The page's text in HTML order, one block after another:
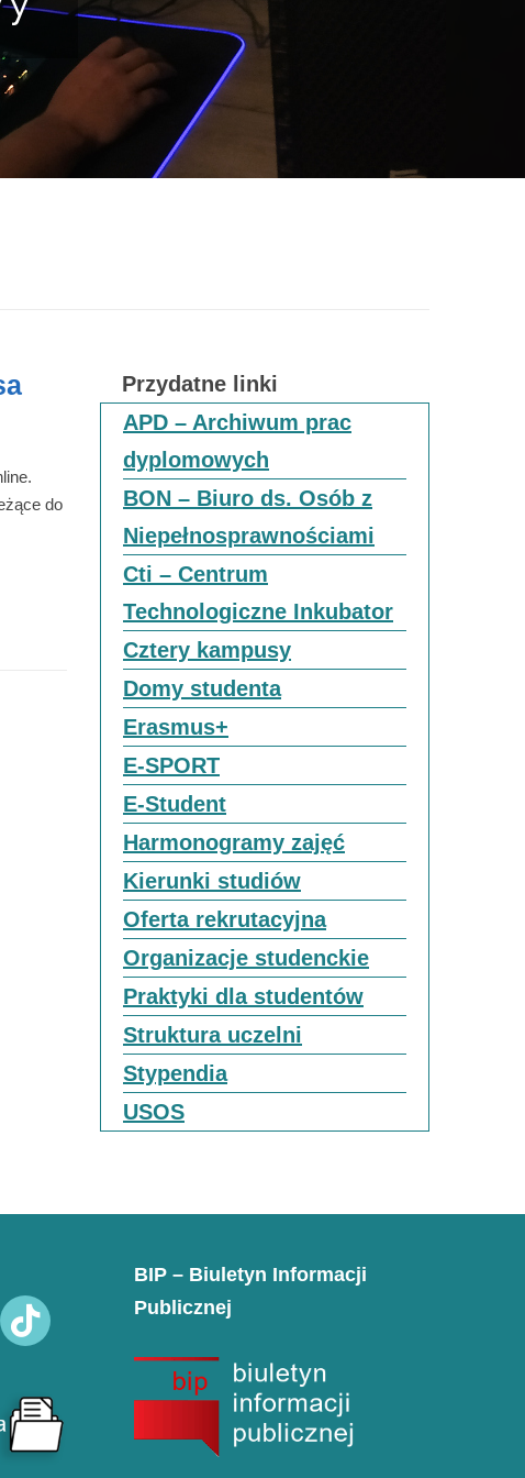
do
Przydatne linki
APD – Archiwum prac
dyplomowych
BON – Biuro ds. Osób z
Niepełnosprawnościami
Cti – Centrum
Technologiczne Inkubator
Cztery kampusy
Domy studenta
Erasmus+
E-SPORT
E-Student
Harmonogramy zajęć
Kierunki studiów
Oferta rekrutacyjna
Organizacje studenckie
Praktyki dla studentów
Struktura uczelni
Stypendia
USOS
tiktok
BIP – Biuletyn Informacji
Publicznej